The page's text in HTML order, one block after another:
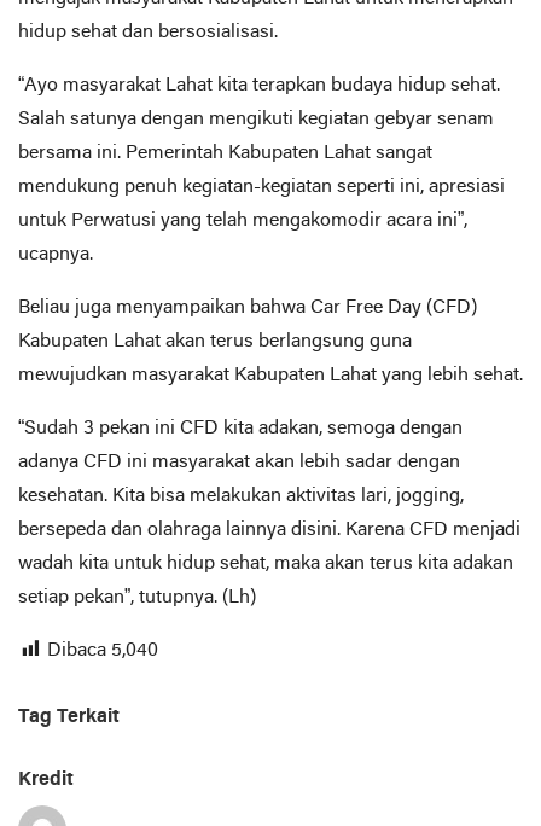
hidup sehat dan bersosialisasi.
“Ayo masyarakat Lahat kita terapkan budaya hidup sehat.
Salah satunya dengan mengikuti kegiatan gebyar senam
bersama ini. Pemerintah Kabupaten Lahat sangat
mendukung penuh kegiatan-kegiatan seperti ini, apresiasi
untuk Perwatusi yang telah mengakomodir acara ini”,
ucapnya.
Beliau juga menyampaikan bahwa Car Free Day (CFD)
Kabupaten Lahat akan terus berlangsung guna
mewujudkan masyarakat Kabupaten Lahat yang lebih sehat.
“Sudah 3 pekan ini CFD kita adakan, semoga dengan
adanya CFD ini masyarakat akan lebih sadar dengan
kesehatan. Kita bisa melakukan aktivitas lari, jogging,
bersepeda dan olahraga lainnya disini. Karena CFD menjadi
wadah kita untuk hidup sehat, maka akan terus kita adakan
setiap pekan”, tutupnya. (Lh)
Dibaca 5,040
Tag Terkait
Kredit